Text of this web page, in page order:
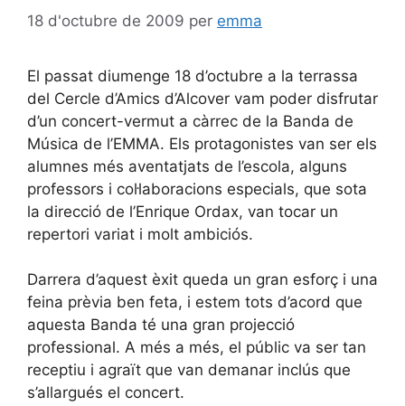
18 d'octubre de 2009 per emma
El passat diumenge 18 d’octubre a la terrassa
del Cercle d’Amics d’Alcover vam poder disfrutar
d’un concert-vermut a càrrec de la Banda de
Música de l’EMMA. Els protagonistes van ser els
alumnes més aventatjats de l’escola, alguns
professors i col·laboracions especials, que sota
la direcció de l’Enrique Ordax, van tocar un
repertori variat i molt ambiciós.
Darrera d’aquest èxit queda un gran esforç i una
feina prèvia ben feta, i estem tots d’acord que
aquesta Banda té una gran projecció
professional. A més a més, el públic va ser tan
receptiu i agraït que van demanar inclús que
s’allargués el concert.